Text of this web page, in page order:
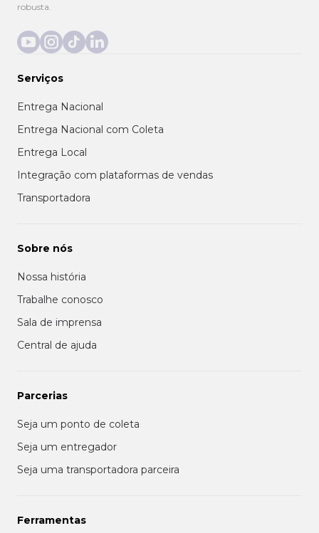
robusta.
Serviços
Entrega Nacional
Entrega Nacional com Coleta
Entrega Local
Integração com plataformas de vendas
Transportadora
Sobre nós
Nossa história
Trabalhe conosco
Sala de imprensa
Central de ajuda
Parcerias
Seja um ponto de coleta
Seja um entregador
Seja uma transportadora parceira
Ferramentas